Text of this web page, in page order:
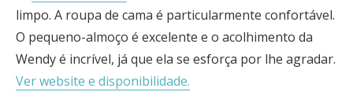
limpo. A roupa de cama é particularmente confortável.
O pequeno-almoço é excelente e o acolhimento da
Wendy é incrível, já que ela se esforça por lhe agradar.
Ver website e disponibilidade.